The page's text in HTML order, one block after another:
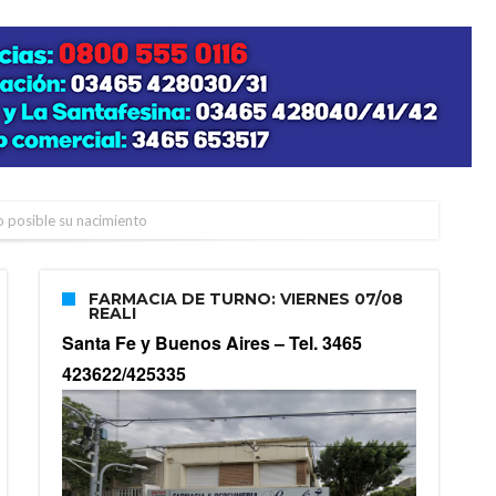
posible su nacimiento
FARMACIA DE TURNO: VIERNES 07/08
REALI
Santa Fe y Buenos Aires –Tel. 3465
423622/425335